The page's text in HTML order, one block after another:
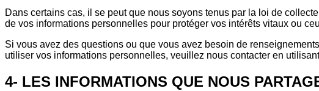
Dans certains cas, il se peut que nous soyons tenus par la loi de
de vos informations personnelles pour protéger vos intérêts vitaux ou
Si vous avez des questions ou que vous avez besoin de
utiliser vos informations personnelles, veuillez nous contacter en
4- LES INFORMATIONS QUE NOUS